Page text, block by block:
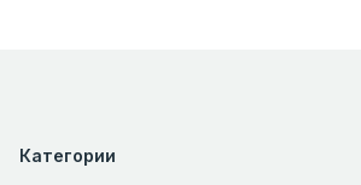
Категории